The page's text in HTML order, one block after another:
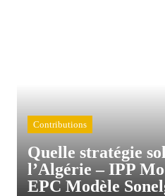
Contributions
Quelle stratégie
l’Algérie – IPP
EPC Modèle